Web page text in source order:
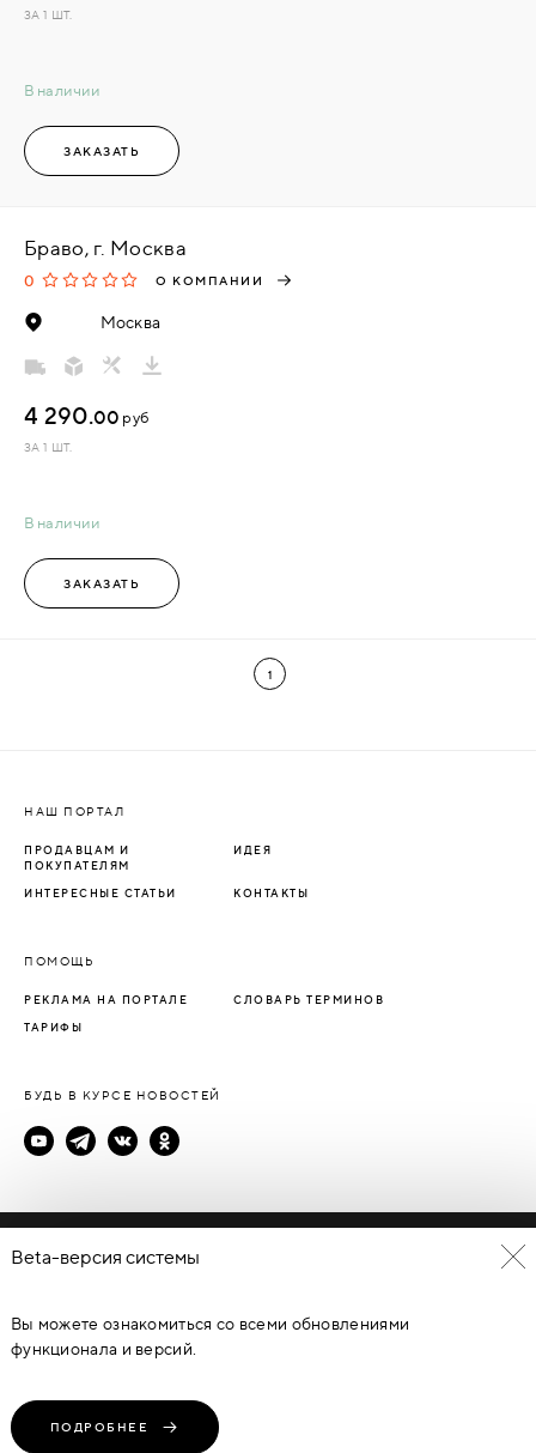
В наличии
ЗА 1 ШТ.
ЗАКАЗАТЬ
Браво, г. Москва
0 О КОМПАНИИ
Москва
В наличии
4 290.00 руб
ЗА 1 ШТ.
ЗАКАЗАТЬ
1
НАШ ПОРТАЛ
ПРОДАВЦАМ И
ПОКУПАТЕЛЯМ
ИДЕЯ
ИНТЕРЕСНЫЕ СТАТЬИ КОНТАКТЫ
ПОМОЩЬ
РЕКЛАМА НА ПОРТАЛЕ СЛОВАРЬ ТЕРМИНОВ
ТАРИФЫ
БУДЬ В КУРСЕ НОВОСТЕЙ
Политика конфиденциальности
© Каталог дверей - DverProf, 2021-2026Материалы сайта
являются объектами авторского права. Запрещается
копирование, распространение, любое использование
ФЕДЕРАЦИИ ОТ 09.07.93Г. №5351-1 “ОБ АВТОРСКОМ ПРАВЕ И
СМЕЖНЫХ ПРАВАХ” (с изменениями от 19 июля 1995 г., 20 июля
Beta-версия системы
Вы можете ознакомиться со всеми обновлениями
функционала и версий.
ПОДРОБНЕЕ